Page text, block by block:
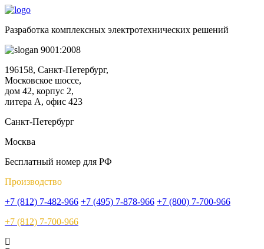
Разработка комплексных электротехнических решений
9001:2008
196158, Санкт-Петербург,
Московское шоссе,
дом 42, корпус 2,
литера А, офис 423
Санкт-Петербург
Москва
Бесплатный номер для РФ
Производство
+7 (812) 7-482-966 +7 (495) 7-878-966 +7 (800) 7-700-966
+7 (812) 7-700-966